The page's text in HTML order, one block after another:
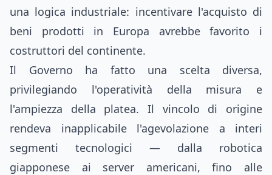
una logica industriale: incentivare l'acquisto di
beni prodotti in Europa avrebbe favorito i
costruttori del continente.
Il Governo ha fatto una scelta diversa,
privilegiando l'operatività della misura e
l'ampiezza della platea. Il vincolo di origine
rendeva inapplicabile l'agevolazione a interi
segmenti tecnologici — dalla robotica
giapponese ai server americani, fino alle